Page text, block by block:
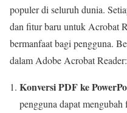
populer di seluruh dunia.
dan fitur baru untuk Acrobat
bermanfaat bagi pengguna.
dalam Adobe Acrobat Reader:
Konversi PDF ke
pengguna dapat